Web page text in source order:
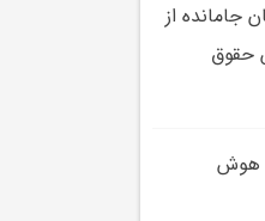
جامانده از
حقوق
هوش